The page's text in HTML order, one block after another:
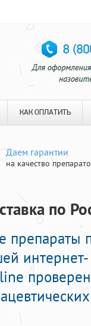
КАК ОПЛАТИТЬ
Даем гарантии
на качество
по